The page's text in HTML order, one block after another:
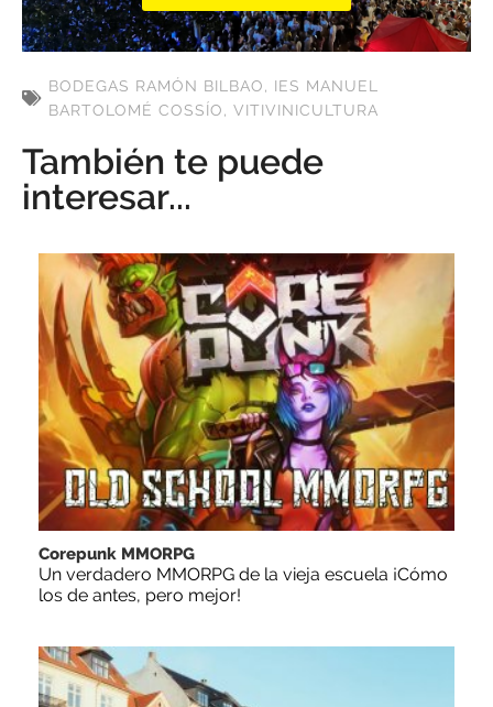
BODEGAS RAMÓN BILBAO, IES MANUEL
BARTOLOMÉ COSSÍO, VITIVINICULTURA
También te puede
interesar...
Corepunk MMORPG
Un verdadero MMORPG de la vieja escuela ¡Cómo
los de antes, pero mejor!